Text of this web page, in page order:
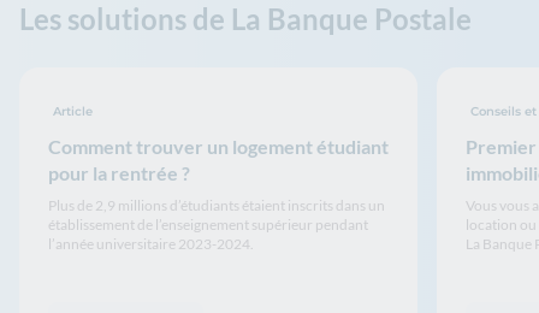
Les solutions de La Banque Postale
Comment trouver un logement étudiant
pour la rentrée ?
Article
Plus de 2,9 millions d’étudiants étaient inscrits dans un
établissement de l’enseignement supérieur pendant
l’année universitaire 2023-2024.
Conseils
Vous vous
location ou
La Banque